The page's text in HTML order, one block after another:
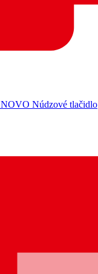
NOVO Núdzové tlačidlo